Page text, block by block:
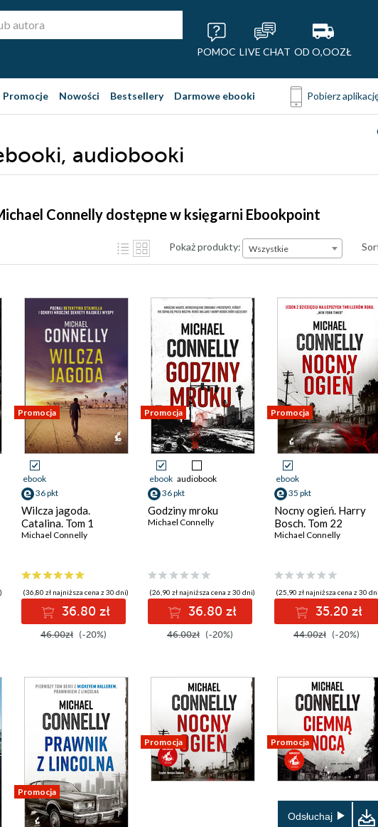
POMOC LIVE CHAT OD O,OOZŁ
Promocje Nowości Bestsellery Darmowe ebooki Pobierz
audiobooki
Connelly dostępne w księgarni Ebookpoint
Pokaż produkty: Wszystkie
Promocja
ebook
36 pkt
Wilcza jagoda.
Catalina. Tom 1
Michael Connelly
(36,80 zł najniższa cena z 30 dni)
36.80 zł
46.00zł (-20%)
Promocja
ebook audiobook
36 pkt
Godziny mroku
Michael Connelly
(26,90 zł najniższa cena z 30 dni)
36.80 zł
46.00zł (-20%)
Promocja
ebook
35 pkt
Nocny ogień. Harry
Bosch. Tom 22
Michael Connelly
(25,90 zł najniższa cena z 30
35.20 zł
44.00zł (-20%)
Promocja
Promocja Promocja
Odsłuchaj